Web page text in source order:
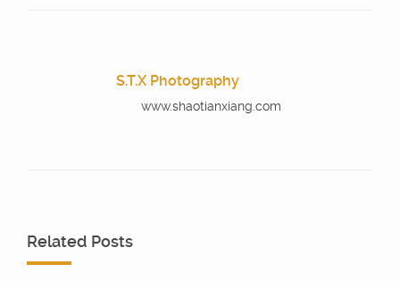
S.T.X Photography
www.shaotianxiang.com
Related Posts